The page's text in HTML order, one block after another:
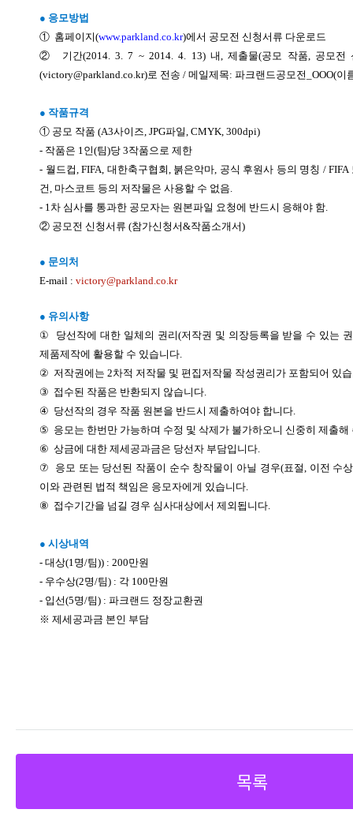
● 응모방법
① 홈페이지(www.parkland.co.kr)에서 공모전 신청서류 다운로드
②
기간(2014. 3. 7 ~ 2014. 4. 13) 내,제출물(공모 작품, 공모전
(victory@parkland.co.kr)로 전송 / 메일제목: 파크랜드공모전 _OOO(이
● 작품규격
① 공모 작품 (A3사이즈, JPG파일, CMYK, 300dpi)
- 작품은 1인(팀)당 3작품으로 제한
- 월드컵, FIFA, 대한축구협회, 붉은악마, 공식 후원사 등의 명칭 / FIFA
건, 마스코트 등의 저작물은 사용할 수 없음.
- 1차 심사를 통과한 공모자는 원본파일 요청에 반드시 응해야 함.
② 공모전 신청서류 (참가신청서&작품소개서)
● 문의처
E-mail : victory@parkland.co.kr
● 유의사항
①
당선작에 대한 일체의 권리(저작권 및 의장등록을 받을 수 있는
제품제작에 활용할 수 있습니다.
② 저작권에는 2차적 저작물 및 편집저작물 작성권리가 포함되어 있
③ 접수된 작품은 반환되지 않습니다.
④ 당선작의 경우 작품 원본을 반드시 제출하여야 합니다.
⑤ 응모는 한번만 가능하며 수정 및 삭제가 불가하오니 신중히 제출해
⑥ 상금에 대한 제세공과금은 당선자 부담입니다.
⑦
응모 또는 당선된 작품이 순수 창작물이 아닐 경우(표절, 이전 수
이와 관련된 법적 책임은 응모자에게 있습니다.
⑧ 접수기간을 넘길 경우 심사대상에서 제외됩니다.
● 시상내역
- 대상(1명/팀)) : 200만원
- 우수상(2명/팀) : 각 100만원
- 입선(5명/팀) : 파크랜드 정장교환권
※ 제세공과금 본인 부담
목록